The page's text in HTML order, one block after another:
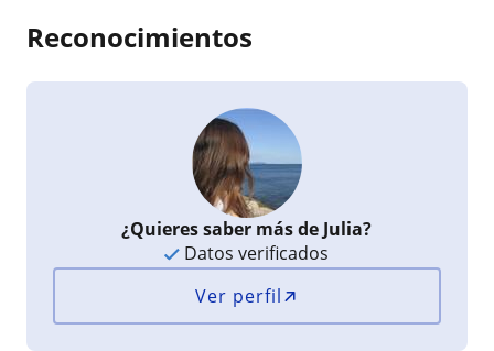
Reconocimientos
¿Quieres saber más de Julia?
Datos verificados
Ver perfil